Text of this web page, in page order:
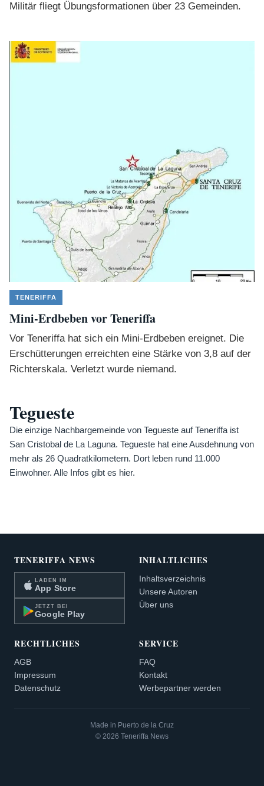
Militär fliegt Übungsformationen über 23 Gemeinden.
TENERIFFA
Mini-Erdbeben vor Teneriffa
Vor Teneriffa hat sich ein Mini-Erdbeben ereignet. Die
Erschütterungen erreichten eine Stärke von 3,8 auf der
Richterskala. Verletzt wurde niemand.
Tegueste
Die einzige Nachbargemeinde von Tegueste auf Teneriffa ist
San Cristobal de La Laguna. Tegueste hat eine Ausdehnung von
mehr als 26 Quadratkilometern. Dort leben rund 11.000
Einwohner. Alle Infos gibt es hier.
TENERIFFA NEWS
LADEN IM
App Store
JETZT BEI
Google Play
INHALTLICHES
Inhaltsverzeichnis
Unsere Autoren
Über uns
RECHTLICHES
AGB
Impressum
Datenschutz
SERVICE
FAQ
Kontakt
Werbepartner werden
Made in Puerto de la Cruz
© 2026 Teneriffa News